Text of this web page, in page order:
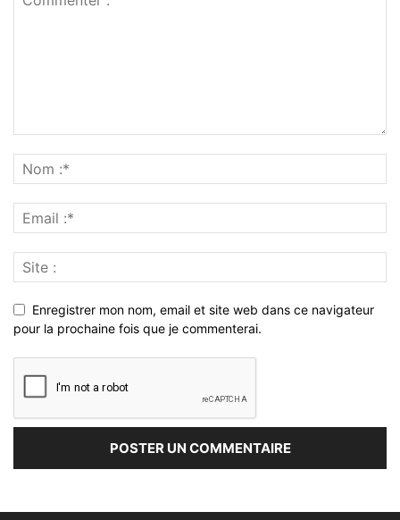
Enregistrer mon nom, email et site web dans ce navigateur
pour la prochaine fois que je commenterai.